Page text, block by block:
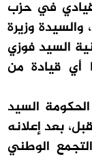
في حزب
والسيدة وزيرة
السيد فوزي
أي قيادة من
السيد
بعد إعلانه
الوطني